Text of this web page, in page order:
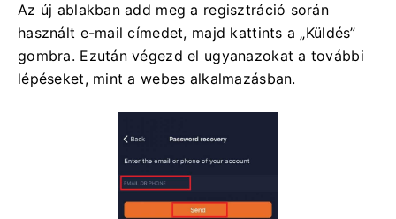
Az új ablakban add meg a regisztráció során
használt e-mail címedet, majd kattints a „Küldés”
gombra. Ezután végezd el ugyanazokat a további
lépéseket, mint a webes alkalmazásban.